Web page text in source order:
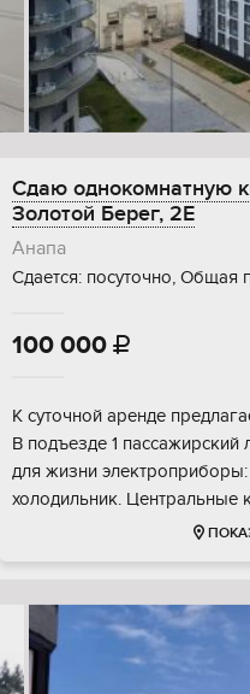
Сдаю однокомнатную
Золотой Берег, 2Е
Анапа
Сдается: посуточно, Общая
100 000 
К суточной аренде
В подъезде 1
для жизни
холодильник. Центральные